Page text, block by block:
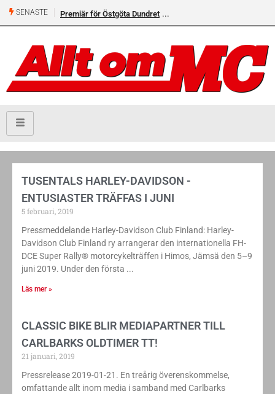
SENASTE
Premiär för Östgöta Dundret
Helsvarta Deadwood – Ny
TUSENTALS HARLEY-DAVIDSON -
ENTUSIASTER TRÄFFAS I JUNI
5 februari, 2019
Pressmeddelande Harley-Davidson Club Finland: Harley-
Davidson Club Finland ry arrangerar den internationella FH-
DCE Super Rally® motorcykelträffen i Himos, Jämsä den 5–9
juni 2019. Under den första
Läs mer »
CLASSIC BIKE BLIR MEDIAPARTNER TILL
CARLBARKS OLDTIMER TT!
21 januari, 2019
Pressrelease 2019-01-21. En treårig överenskommelse,
omfattande allt inom media i samband med Carlbarks